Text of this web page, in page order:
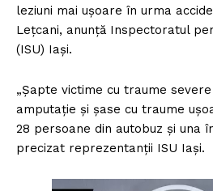
leziuni mai uşoare în urma
Leţcani, anunţă Inspectoratul
(ISU) Iaşi.
„Şapte victime cu traume
amputaţie şi şase cu traume
28 persoane din autobuz şi una
precizat reprezentanţii ISU Iaşi.